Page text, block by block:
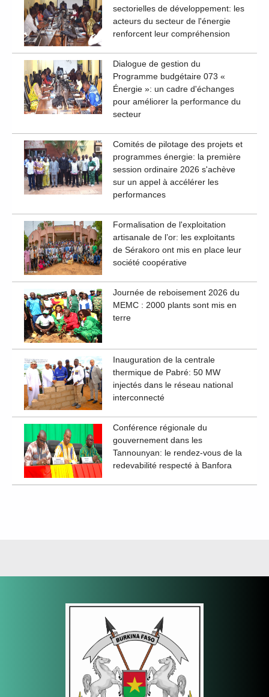
sectorielles de développement: les
acteurs du secteur de l'énergie
renforcent leur compréhension
Dialogue de gestion du
Programme budgétaire 073 «
Énergie »: un cadre d'échanges
pour améliorer la performance du
secteur
Comités de pilotage des projets et
programmes énergie: la première
session ordinaire 2026 s'achève
sur un appel à accélérer les
performances
Formalisation de l'exploitation
artisanale de l’or: les exploitants
de Sérakoro ont mis en place leur
société coopérative
Journée de reboisement 2026 du
MEMC : 2000 plants sont mis en
terre
Inauguration de la centrale
thermique de Pabré: 50 MW
injectés dans le réseau national
interconnecté
Conférence régionale du
gouvernement dans les
Tannounyan: le rendez-vous de la
redevabilité respecté à Banfora